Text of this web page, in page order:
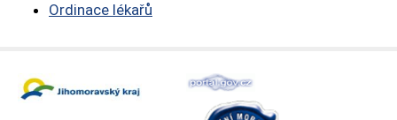
Ordinace lékařů